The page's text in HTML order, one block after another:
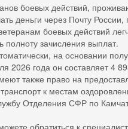
боевых действий,
деньги через Почту
боевых действий
зачисления выплат.
на основании
2026 года он составляет 4
также право на
к местам
Отделения СФР по
обратиться к